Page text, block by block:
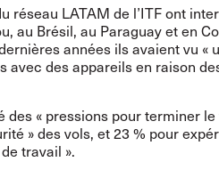
réseau LATAM de l’ITF ont
au Brésil, au Paraguay et en
années ils avaient vu «
avec des appareils en raison
des « pressions pour terminer
» des vols, et 23 % pour
travail ».